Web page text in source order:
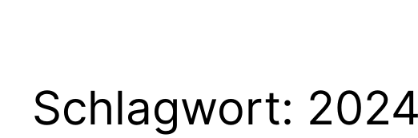
Schlagwort: 2024